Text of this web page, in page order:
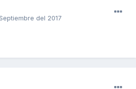
del 2017